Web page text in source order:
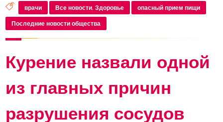
большое количество вредных веществ
врачи Все новости. Здоровье опасный прием пищи
Последние новости общества
Курение назвали одной
из главных причин
разрушения сосудов